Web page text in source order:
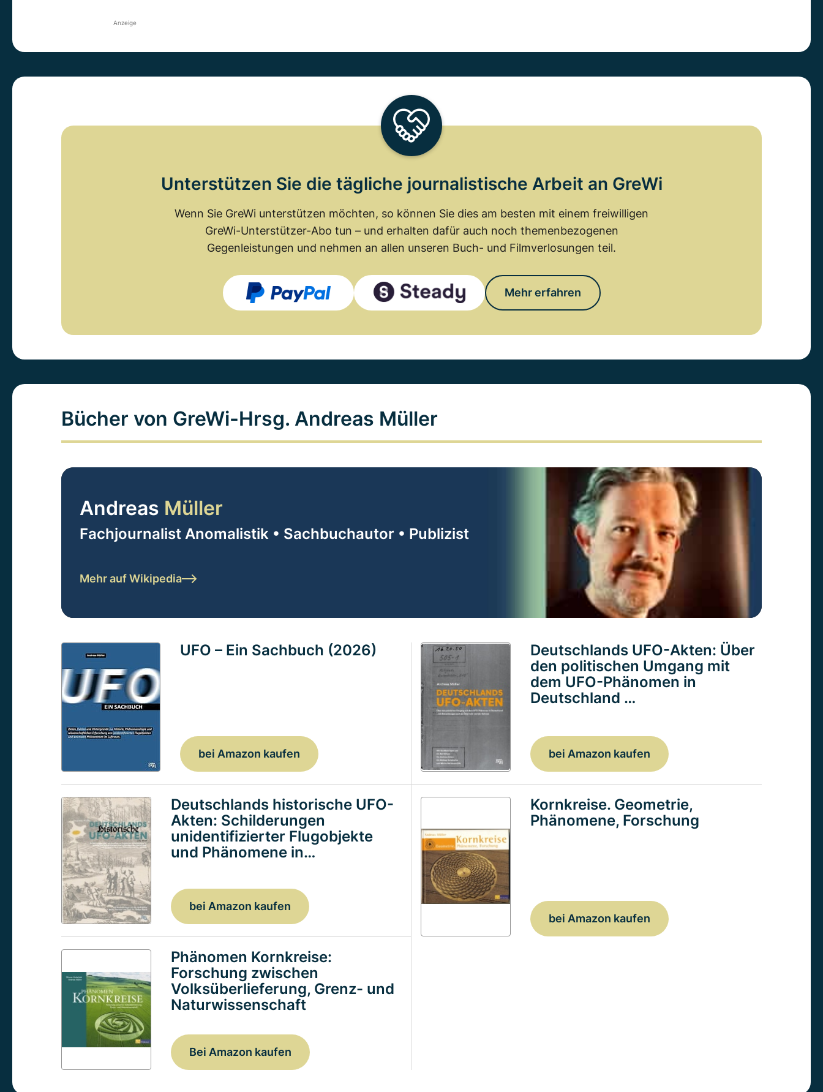
Anzeige
Unterstützen Sie die tägliche journalistische Arbeit an GreWi
Wenn Sie GreWi unterstützen möchten, so können Sie dies am besten mit einem freiwilligen
GreWi-Unterstützer-Abo tun – und erhalten dafür auch noch themenbezogenen
Gegenleistungen und nehmen an allen unseren Buch- und Filmverlosungen teil.
Mehr erfahren
Bücher von GreWi-Hrsg. Andreas Müller
Andreas Müller
Fachjournalist Anomalistik • Sachbuchautor • Publizist
Mehr auf Wikipedia
UFO – Ein Sachbuch (2026)
bei Amazon kaufen
Deutschlands UFO-Akten: Über
den politischen Umgang mit
dem UFO-Phänomen in
Deutschland …
bei Amazon kaufen
Deutschlands historische UFO-
Akten: Schilderungen
unidentifizierter Flugobjekte
und Phänomene in…
bei Amazon kaufen
Kornkreise. Geometrie,
Phänomene, Forschung
bei Amazon kaufen
Phänomen Kornkreise:
Forschung zwischen
Volksüberlieferung, Grenz- und
Naturwissenschaft
Bei Amazon kaufen